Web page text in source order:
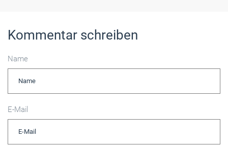
Kommentar schreiben
Name
E-Mail